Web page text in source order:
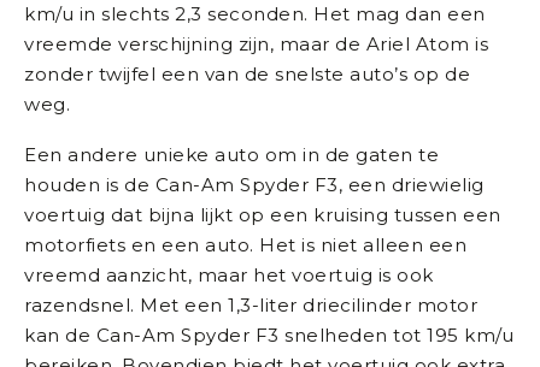
km/u in slechts 2,3 seconden. Het mag dan een
vreemde verschijning zijn, maar de Ariel Atom is
zonder twijfel een van de snelste auto’s op de
weg.
Een andere unieke auto om in de gaten te
houden is de Can-Am Spyder F3, een driewielig
voertuig dat bijna lijkt op een kruising tussen een
motorfiets en een auto. Het is niet alleen een
vreemd aanzicht, maar het voertuig is ook
razendsnel. Met een 1,3-liter driecilinder motor
kan de Can-Am Spyder F3 snelheden tot 195 km/u